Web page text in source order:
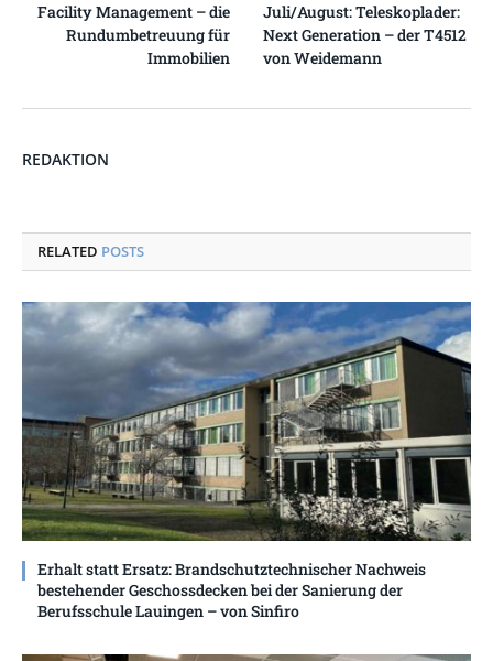
Facility Management – die
Rundumbetreuung für
Immobilien
Juli/August: Teleskoplader:
Next Generation – der T4512
von Weidemann
REDAKTION
RELATED POSTS
Erhalt statt Ersatz: Brandschutztechnischer Nachweis
bestehender Geschossdecken bei der Sanierung der
Berufsschule Lauingen – von Sinfiro